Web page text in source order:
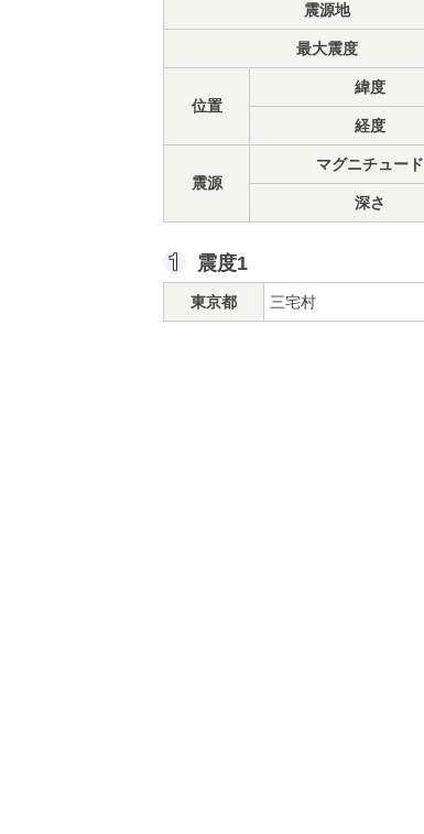
震源地
最大震度
位置
緯度
経度
震源
マグニチュード
深さ
震度1
東京都 三宅村